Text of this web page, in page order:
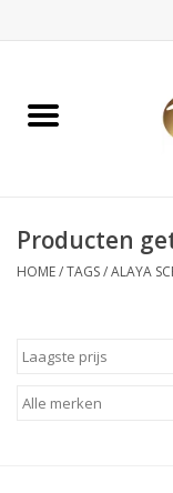
Home
Spray Tan
Selftan producten
Producten
HOME/TAGS/ALAYA